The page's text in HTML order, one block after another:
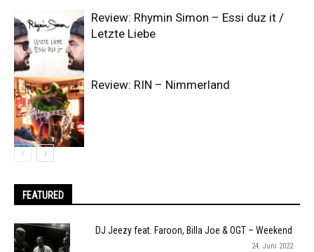
Review: Rhymin Simon – Essi duz it /
Letzte Liebe
Review: RIN – Nimmerland
FEATURED
DJ Jeezy feat. Faroon, Billa Joe & OGT – Weekend
24. Juni 2022